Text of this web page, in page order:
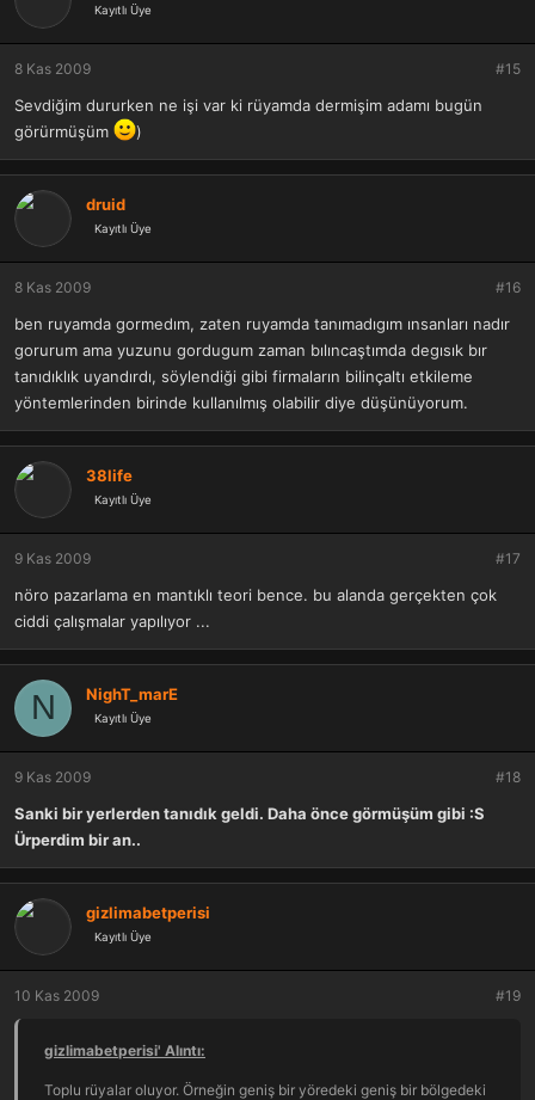
Kayıtlı Üye
8 Kas 2009 #15
Sevdiğim dururken ne işi var ki rüyamda dermişim adamı bugün
görürmüşüm
)
druid
Kayıtlı Üye
8 Kas 2009 #16
ben ruyamda gormedım, zaten ruyamda tanımadıgım ınsanları nadır
gorurum ama yuzunu gordugum zaman bılıncaştımda degısık bır
tanıdıklık uyandırdı, söylendiği gibi firmaların bilinçaltı etkileme
yöntemlerinden birinde kullanılmış olabilir diye düşünüyorum.
38life
Kayıtlı Üye
9 Kas 2009 #17
nöro pazarlama en mantıklı teori bence. bu alanda gerçekten çok
ciddi çalışmalar yapılıyor ...
N NighT_marE
Kayıtlı Üye
9 Kas 2009 #18
Sanki bir yerlerden tanıdık geldi. Daha önce görmüşüm gibi :S
Ürperdim bir an..
gizlimabetperisi
Kayıtlı Üye
10 Kas 2009 #19
gizlimabetperisi' Alıntı:
Toplu rüyalar oluyor. Örneğin geniş bir yöredeki geniş bir bölgedeki